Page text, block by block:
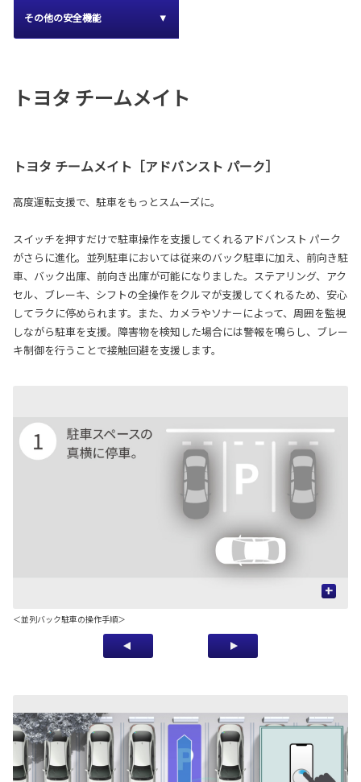
その他の安全機能
トヨタ チームメイト
トヨタ チームメイト［アドバンスト パーク］
高度運転支援で、駐車をもっとスムーズに。
スイッチを押すだけで駐車操作を支援してくれるアドバンスト パーク
がさらに進化。並列駐車においては従来のバック駐車に加え、前向き駐
車、バック出庫、前向き出庫が可能になりました。ステアリング、アク
セル、ブレーキ、シフトの全操作をクルマが支援してくれるため、安心
してラクに停められます。また、カメラやソナーによって、周囲を監視
しながら駐車を支援。障害物を検知した場合には警報を鳴らし、ブレー
キ制御を行うことで接触回避を支援します。
+
＜並列バック駐車の操作手順＞